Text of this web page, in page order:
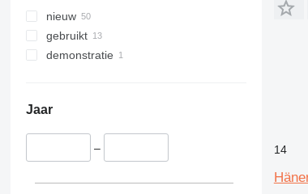
nieuw
gebruikt
demonstratie
Jaar
–
14